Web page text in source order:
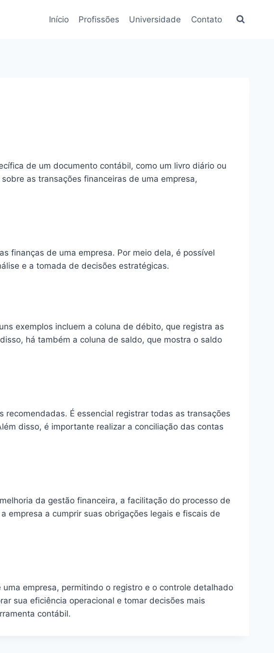
Início Profissões Universidade Contato
de um documento contábil, como um livro diário ou
as transações financeiras de uma empresa,
finanças de uma empresa. Por meio dela, é possível
e a tomada de decisões estratégicas.
exemplos incluem a coluna de débito, que registra as
há também a coluna de saldo, que mostra o saldo
É essencial registrar todas as transações
disso, é importante realizar a conciliação das contas
da gestão financeira, a facilitação do processo de
empresa a cumprir suas obrigações legais e fiscais de
empresa, permitindo o registro e o controle detalhado
sua eficiência operacional e tomar decisões mais
contábil.